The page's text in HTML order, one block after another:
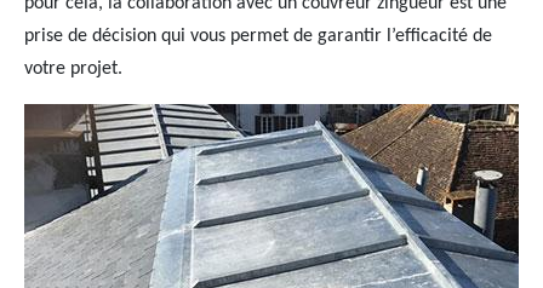
prise de décision qui vous permet de garantir l’efficacité de
votre projet.